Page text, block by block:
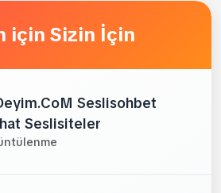
Sizin İçin
Seslisohbet
Seslisiteler